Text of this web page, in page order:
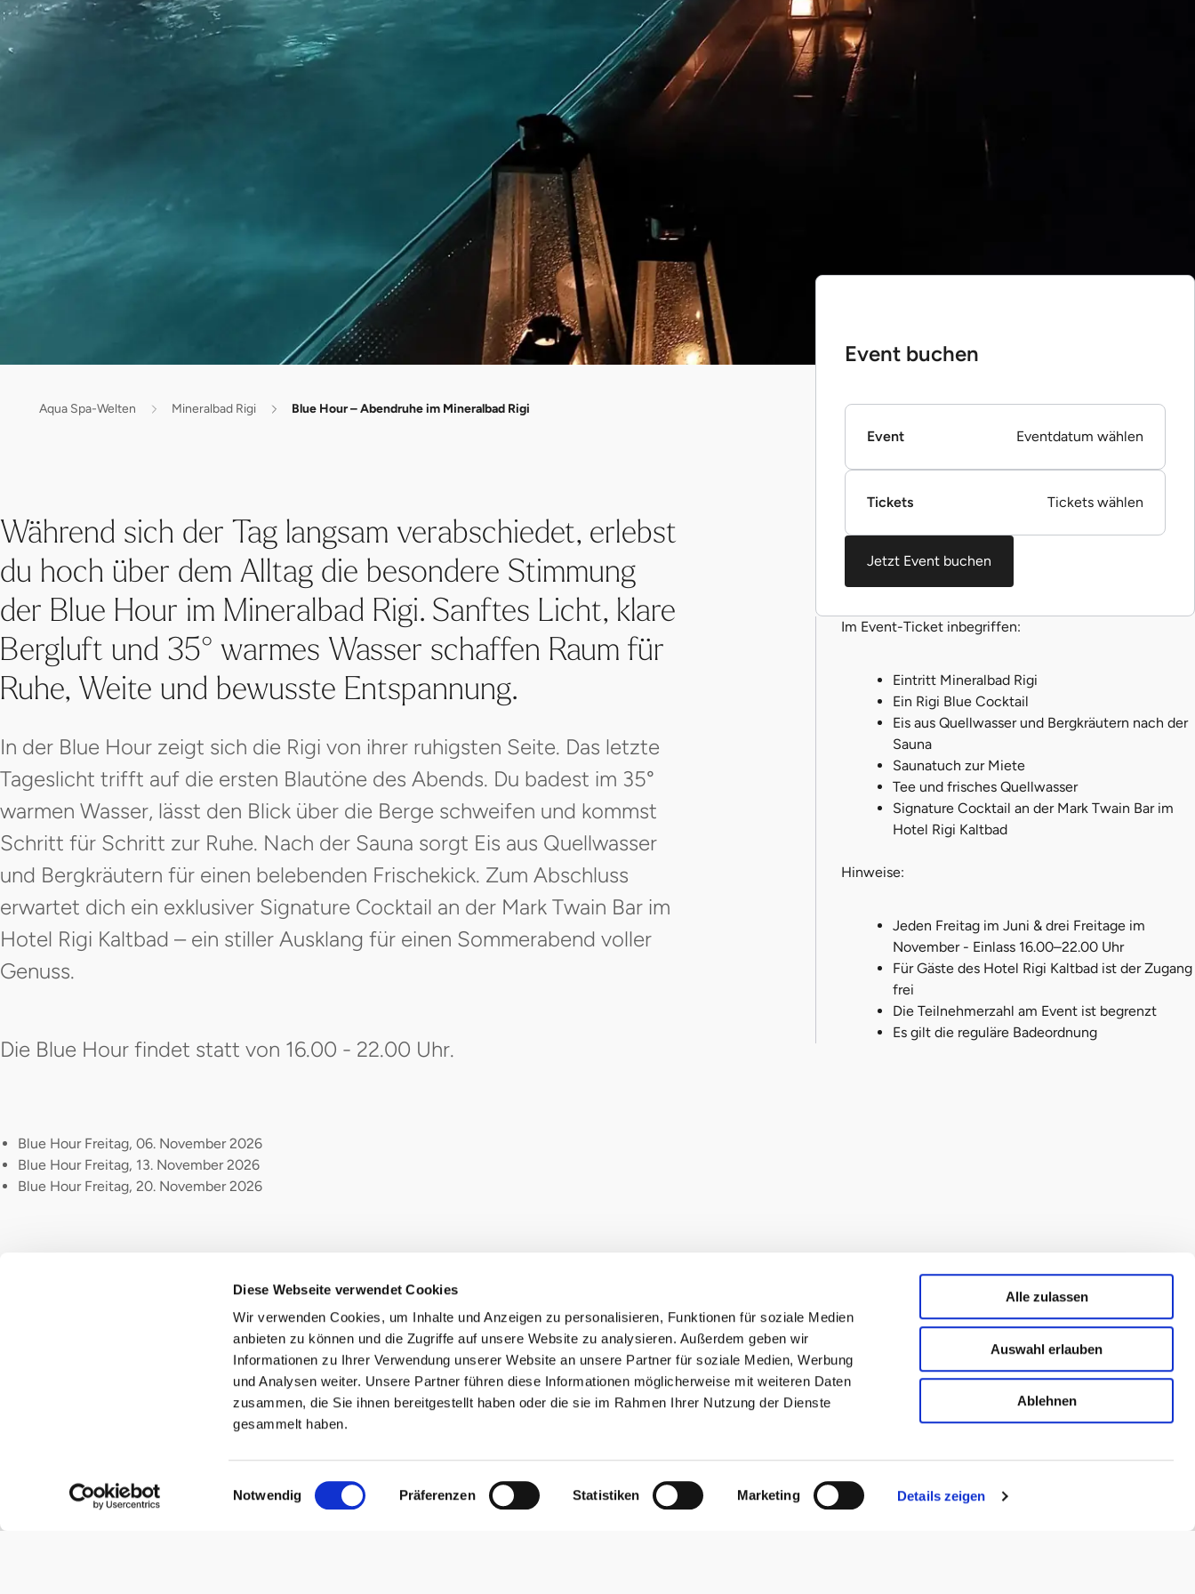
Diese Webseite verwendet Cookies
Wir verwenden Cookies, um Inhalte und Anzeigen zu personalisieren, Funktionen für soziale Medien
anbieten zu können und die Zugriffe auf unsere Website zu analysieren. Außerdem geben wir
Informationen zu Ihrer Verwendung unserer Website an unsere Partner für soziale Medien, Werbung
und Analysen weiter. Unsere Partner führen diese Informationen möglicherweise mit weiteren Daten
zusammen, die Sie ihnen bereitgestellt haben oder die sie im Rahmen Ihrer Nutzung der Dienste
gesammelt haben.
Einwilligungsauswahl
Notwendig Präferenzen Statistiken Marketing Details zeigen
Alle zulassen
Auswahl erlauben
Ablehnen
Spa-Updates für dich
Aqua Spa-Welten Mineralbad Rigi Blue Hour – Abendruhe im Mineralbad Rigi
Während sich der Tag langsam verabschiedet, erlebst
du hoch über dem Alltag die besondere Stimmung
der Blue Hour im Mineralbad Rigi. Sanftes Licht, klare
Bergluft und 35° warmes Wasser schaffen Raum für
Ruhe, Weite und bewusste Entspannung.
In der Blue Hour zeigt sich die Rigi von ihrer ruhigsten Seite. Das letzte
Tageslicht trifft auf die ersten Blautöne des Abends. Du badest im 35°
warmen Wasser, lässt den Blick über die Berge schweifen und kommst
Schritt für Schritt zur Ruhe. Nach der Sauna sorgt Eis aus Quellwasser
und Bergkräutern für einen belebenden Frischekick. Zum Abschluss
erwartet dich ein exklusiver Signature Cocktail an der Mark Twain Bar im
Hotel Rigi Kaltbad – ein stiller Ausklang für einen Sommerabend voller
Genuss.
Die Blue Hour findet statt von 16.00 - 22.00 Uhr.
Blue Hour Freitag, 06. November 2026
Blue Hour Freitag, 13. November 2026
Blue Hour Freitag, 20. November 2026
Im Event-Ticket inbegriffen:
Eintritt Mineralbad Rigi
Ein Rigi Blue Cocktail
Eis aus Quellwasser und Bergkräutern nach der
Sauna
Saunatuch zur Miete
Tee und frisches Quellwasser
Signature Cocktail an der Mark Twain Bar im
Hotel Rigi Kaltbad
Hinweise:
Jeden Freitag im Juni & drei Freitage im
November - Einlass 16.00–22.00 Uhr
Für Gäste des Hotel Rigi Kaltbad ist der Zugang
frei
Die Teilnehmerzahl am Event ist begrenzt
Es gilt die reguläre Badeordnung
Event buchen
Event Eventdatum wählen
Tickets Tickets wählen
Jetzt Event buchen
6356 Rigi Kaltbad
info@mineralbad-rigikaltbad.ch
Montag bis Sonntag 10.00–20.00 Uhr
Der Badebetrieb endet jeweils 30
Minuten vor Betriebsschluss.
Dein Weg zu uns
Datenschutz
Servicequalität
Käuferschutz